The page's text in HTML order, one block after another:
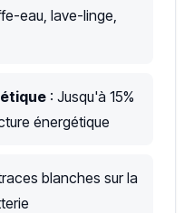
eau, lave-linge,
: Jusqu'à 15%
énergétique
blanches sur la